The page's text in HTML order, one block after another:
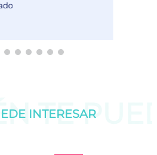
TE
INTERESAR